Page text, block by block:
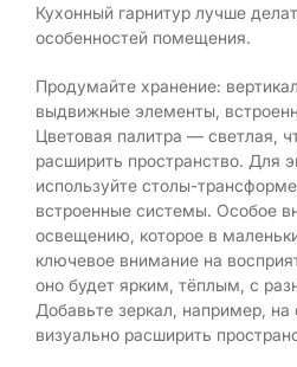
Кухонный гарнитур лучше
особенностей помещения.
Продумайте хранение:
выдвижные элементы,
Цветовая палитра — светлая,
расширить пространство. Для
используйте столы-
встроенные системы. Особое
освещению, которое в
ключевое внимание на
оно будет ярким, тёплым, с
Добавьте зеркал, например, на
визуально расширить